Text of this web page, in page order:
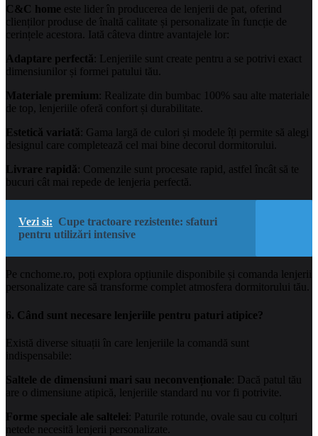
C&C home este lider în producerea de lenjerii de pat, oferind
clienților produse de înaltă calitate și personalizate în funcție de
cerințele acestora. Iată câteva dintre avantajele lor:
Adaptare perfectă: Lenjeriile sunt create pentru a se potrivi exact
dimensiunilor și formei patului tău.
Materiale premium: Realizate din bumbac 100% sau alte materiale
de top, lenjeriile oferă confort și durabilitate.
Estetică variată: Gama largă de culori și modele îți permite să alegi
designul care completează cel mai bine decorul dormitorului.
Livrare rapidă: Comenzile sunt procesate rapid, astfel încât să te
bucuri cât mai repede de lenjeria perfectă.
Vezi si: Cupe tractoare rezistente: sfaturi
pentru utilizări intensive
Pe cnchome.ro, poți explora opțiunile disponibile și comanda lenjerii
personalizate care să transforme complet atmosfera dormitorului tău.
6. Când sunt necesare lenjeriile pentru paturi atipice?
Există diverse situații în care lenjeriile la comandă sunt
indispensabile:
Saltele de dimensiuni mari sau neconvenționale: Dacă patul tău
are o dimensiune atipică, lenjeriile standard nu vor fi potrivite.
Forme speciale ale saltelei: Paturile rotunde, ovale sau cu colțuri
netede necesită lenjerii personalizate.